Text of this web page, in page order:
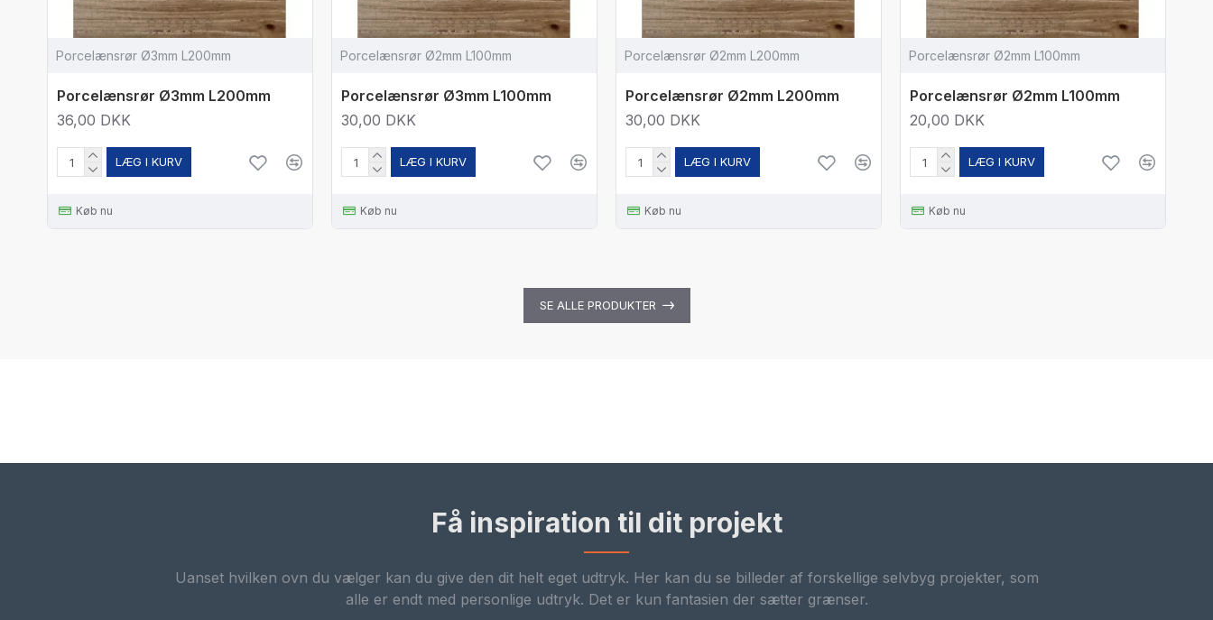
Porcelænsrør Ø3mm L200mm
Porcelænsrør Ø3mm L200mm
36,00 DKK
LÆG I KURV
Køb nu
Porcelænsrør Ø2mm L100mm
Porcelænsrør Ø3mm L100mm
30,00 DKK
LÆG I KURV
Køb nu
Porcelænsrør Ø2mm L200mm
Porcelænsrør Ø2mm L200mm
30,00 DKK
LÆG I KURV
Køb nu
Porcelænsrør Ø2mm L100mm
Porcelænsrør Ø2mm L100mm
20,00 DKK
LÆG I KURV
Køb nu
SE ALLE PRODUKTER
Få inspiration til dit projekt
Uanset hvilken ovn du vælger kan du give den dit helt eget udtryk. Her kan du se billeder af forskellige selvbyg projekter, som
alle er endt med personlige udtryk. Det er kun fantasien der sætter grænser.